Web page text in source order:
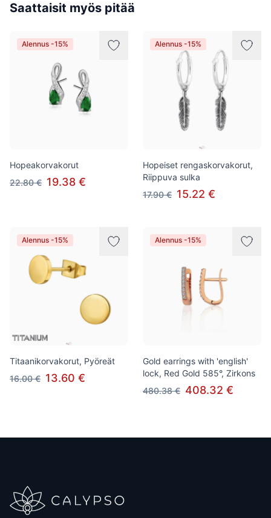
Saattaisit myös pitää
Alennus -15%
Hopeakorvakorut
22.80 € 19.38 €
Alennus -15%
Hopeiset rengaskorvakorut,
Riippuva sulka
17.90 € 15.22 €
Alennus -15%
Titaanikorvakorut, Pyöreät
16.00 € 13.60 €
Alennus -15%
Gold earrings with 'english'
lock, Red Gold 585°, Zirkons
480.38 € 408.32 €